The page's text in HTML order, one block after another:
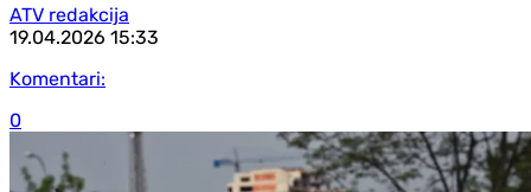
ATV redakcija
19.04.2026 15:33
Komentari:
0